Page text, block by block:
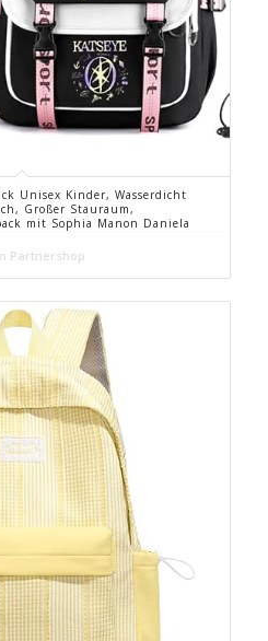
Unisex Kinder, Wasserdicht
Großer Stauraum,
mit Sophia Manon Daniela
Partnershop